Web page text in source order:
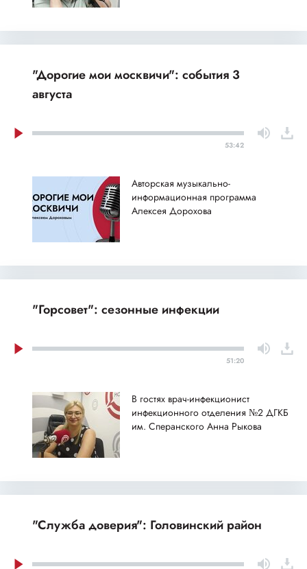
"Дорогие мои москвичи": события 3
августа
53:42
Авторская музыкально-
информационная программа
Алексея Дорохова
"Горсовет": сезонные инфекции
51:20
В гостях врач-инфекционист
инфекционного отделения №2 ДГКБ
им. Сперанского Анна Рыкова
"Служба доверия": Головинский район